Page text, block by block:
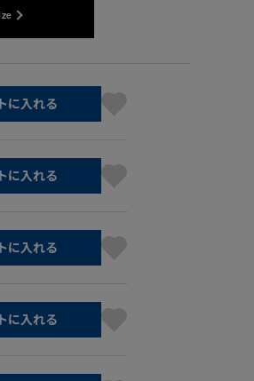
に入れる
に入れる
に入れる
に入れる